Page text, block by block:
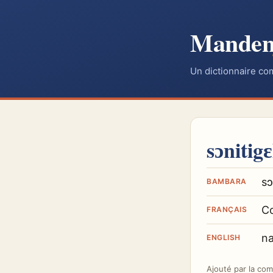
Un dictionnaire
BAMBARA
FRANÇAIS
ENGLISH
Ajouté par la